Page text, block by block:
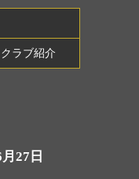
クラブ紹介
27日